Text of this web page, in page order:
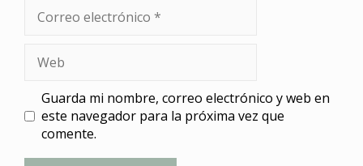
electrónico
Guarda mi nombre, correo electrónico y web en
este navegador para la próxima vez que
comente.